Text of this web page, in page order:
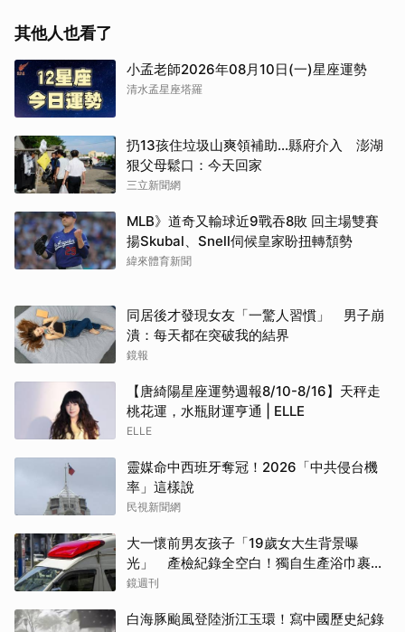
其他人也看了
小孟老師2026年08月10日(一)星座運勢
清水孟星座塔羅
扔13孩住垃圾山爽領補助…縣府介入 澎湖
狠父母鬆口：今天回家
三立新聞網
MLB》道奇又輸球近9戰吞8敗 回主場雙賽
揚Skubal、Snell伺候皇家盼扭轉頹勢
緯來體育新聞
同居後才發現女友「一驚人習慣」 男子崩
潰：每天都在突破我的結界
鏡報
【唐綺陽星座運勢週報8/10-8/16】天秤走
桃花運，水瓶財運亨通 | ELLE
ELLE
靈媒命中西班牙奪冠！2026「中共侵台機
率」這樣說
民視新聞網
大一懷前男友孩子「19歲女大生背景曝
光」 產檢紀錄全空白！獨自生產浴巾裹嬰
屍藏家5天
鏡週刊
白海豚颱風登陸浙江玉環！寫中國歷史紀錄